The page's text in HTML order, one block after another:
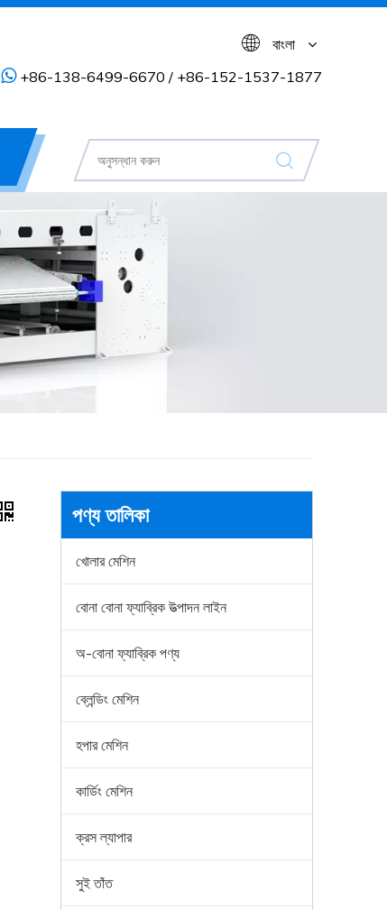
বাংলা
+86-138-6499-6670 / +86-152-1537-1877
পণ্য তালিকা
খোলার মেশিন
বোনা বোনা ফ্যাব্রিক উত্পাদন লাইন
অ-বোনা ফ্যাব্রিক পণ্য
ব্লেন্ডিং মেশিন
হপার মেশিন
কার্ডিং মেশিন
ক্রস ল্যাপার
সুই তাঁত